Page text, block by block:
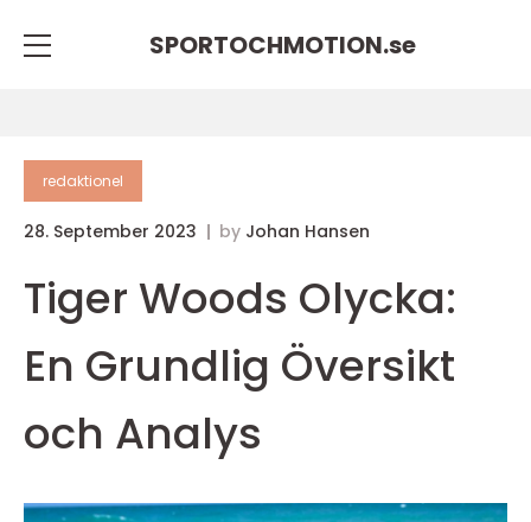
SPORTOCHMOTION.se
redaktionel
28. September 2023 by Johan Hansen
Tiger Woods Olycka:
En Grundlig Översikt
och Analys